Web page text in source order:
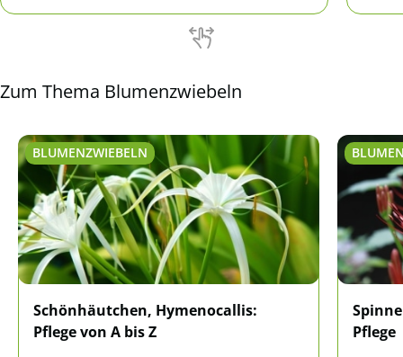
diesem Fall zu tun ist, erfahren Sie hier.
Zum Thema Blumenzwiebeln
BLUMENZWIEBELN
Schönhäutchen, Hymenocallis:
Pflege von A bis Z
Pflege